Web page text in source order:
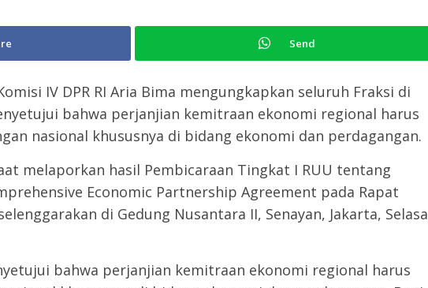
Send
IV DPR RI Aria Bima mengungkapkan seluruh Fraksi di
bahwa perjanjian kemitraan ekonomi regional harus
nasional khususnya di bidang ekonomi dan perdagangan.
melaporkan hasil Pembicaraan Tingkat I RUU tentang
Economic Partnership Agreement pada Rapat
di Gedung Nusantara II, Senayan, Jakarta, Selasa
bahwa perjanjian kemitraan ekonomi regional harus